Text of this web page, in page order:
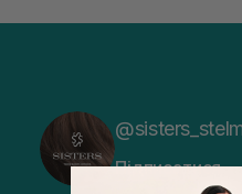
Підписатися